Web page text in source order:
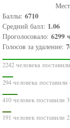
Баллы: 6710
Средний балл: 1.06
Проголосовало: 6299
Голосов за удаление:
2242 человека
294 человека поставили
410 человек поставили 3
191 человек поставили 2